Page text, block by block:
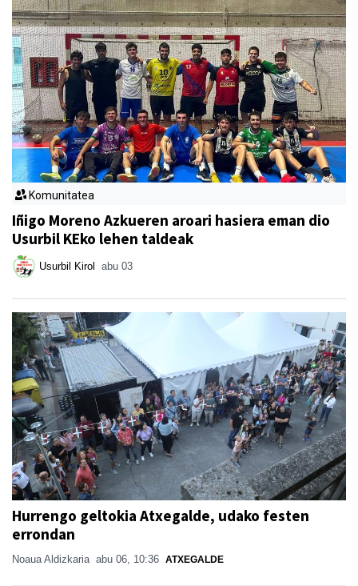
Komunitatea
Iñigo Moreno Azkueren aroari hasiera eman dio
Usurbil KEko lehen taldeak
Usurbil Kirol abu 03
Hurrengo geltokia Atxegalde, udako festen
errondan
Noaua Aldizkaria abu 06, 10:36 ATXEGALDE